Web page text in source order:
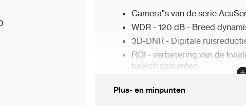
Camera"s van de serie
WDR - 120 dB - Breed
3D-DNR - Digitale
ROI - verbetering van de
beeldfragmenten
die de hele scène gelijkmatig
Plus- en minpunten